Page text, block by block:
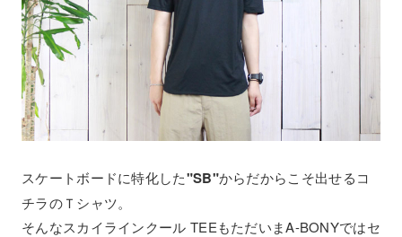
スケートボードに特化した"SB"からだからこそ出せるコ
チラのＴシャツ。
そんなスカイラインクール TEEもただいまA-BONYではセ